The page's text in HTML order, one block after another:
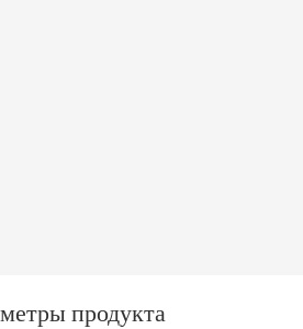
продукта